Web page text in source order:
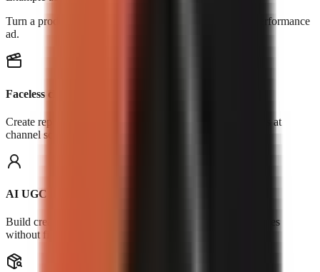
Turn a product, URL, or reference clip into an original performance
ad.
Faceless channels
Create repeatable Shorts, explainers, stories, and list videos at
channel scale.
AI UGC
Build creator-led hooks, testimonials, and product-use scenes
without filming.